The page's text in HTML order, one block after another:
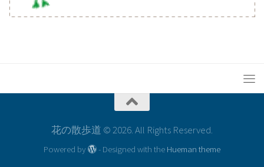
花の散歩道 © 2026. All Rights Reserved.
Powered by - Designed with the Hueman theme